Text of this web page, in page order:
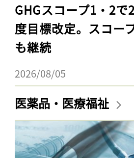
GHGスコープ1・2で
度目標改定。スコー
も継続
2026/08/05
医薬品・医療福祉